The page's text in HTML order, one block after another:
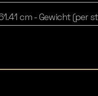
cm - Gewicht (per